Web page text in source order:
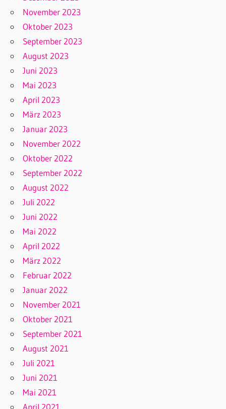
November 2023
Oktober 2023
September 2023
August 2023
Juni 2023
Mai 2023
April 2023
März 2023
Januar 2023
November 2022
Oktober 2022
September 2022
August 2022
Juli 2022
Juni 2022
Mai 2022
April 2022
März 2022
Februar 2022
Januar 2022
November 2021
Oktober 2021
September 2021
August 2021
Juli 2021
Juni 2021
Mai 2021
April 2021